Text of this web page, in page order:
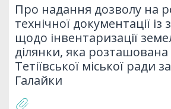
Про надання дозволу на
технічної документації
щодо інвентаризації
ділянки, яка розташована
Тетіївської міської ради
Галайки